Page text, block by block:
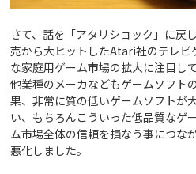
さて、話を「アタリショック」に戻
売から大ヒットしたAtari社のテレビ
な家庭用ゲーム市場の拡大に注目し
他業種のメーカなどもゲームソフト
果、非常に質の低いゲームソフトが
い、もちろんこういった低品質なゲ
ム市場全体の信頼を損なう事につな
悪化しました。